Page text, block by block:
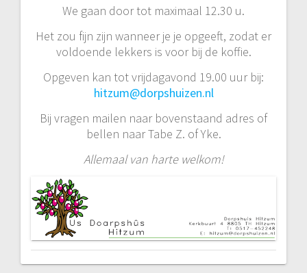
We gaan door tot maximaal 12.30 u.
Het zou fijn zijn wanneer je je opgeeft, zodat er
voldoende lekkers is voor bij de koffie.
Opgeven kan tot vrijdagavond 19.00 uur bij:
hitzum@dorpshuizen.nl
Bij vragen mailen naar bovenstaand adres of
bellen naar Tabe Z. of Yke.
Allemaal van harte welkom!